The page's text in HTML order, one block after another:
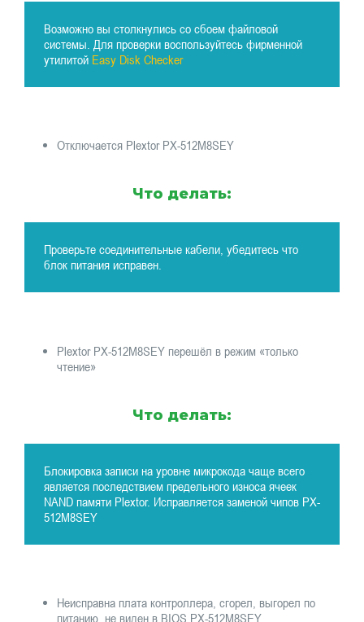
Возможно вы столкнулись со сбоем файловой
системы. Для проверки воспользуйтесь фирменной
утилитой Easy Disk Checker
Отключается Plextor PX-512M8SEY
Что делать:
Проверьте соединительные кабели, убедитесь что
блок питания исправен.
Plextor PX-512M8SEY перешёл в режим «только
чтение»
Что делать:
Блокировка записи на уровне микрокода чаще всего
является последствием предельного износа ячеек
NAND памяти Plextor. Исправляется заменой чипов PX-
512M8SEY
Неисправна плата контроллера, сгорел, выгорел по
питанию, не виден в BIOS PX-512M8SEY